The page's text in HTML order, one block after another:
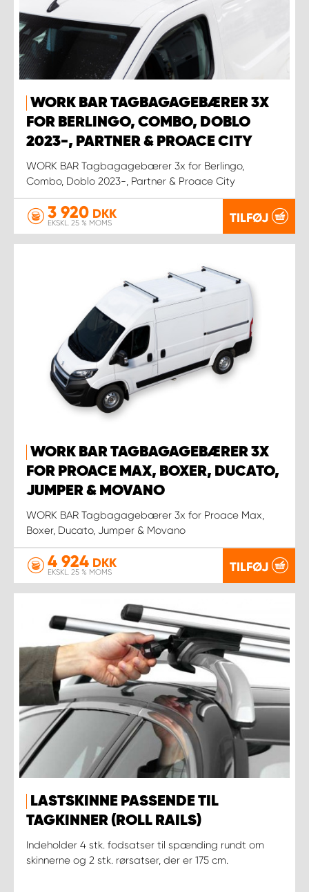
WORK BAR TAGBAGAGEBÆRER 3X
FOR BERLINGO, COMBO, DOBLO
2023-, PARTNER & PROACE CITY
WORK BAR Tagbagagebærer 3x for Berlingo,
Combo, Doblo 2023-, Partner & Proace City
3 920 DKK
EKSKL. 25 % MOMS TILFØJ
WORK BAR TAGBAGAGEBÆRER 3X
FOR PROACE MAX, BOXER, DUCATO,
JUMPER & MOVANO
WORK BAR Tagbagagebærer 3x for Proace Max,
Boxer, Ducato, Jumper & Movano
4 924 DKK
EKSKL. 25 % MOMS TILFØJ
LASTSKINNE PASSENDE TIL
TAGKINNER (ROLL RAILS)
Indeholder 4 stk. fodsatser til spænding rundt om
skinnerne og 2 stk. rørsatser, der er 175 cm.